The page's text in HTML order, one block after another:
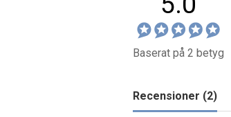
Baserat på 2 betyg
Recensioner (2)